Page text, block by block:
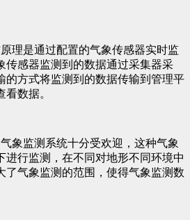
理是通过配置的气象传感器实时监
传感器监测到的数据通过采集器采
的方式将监测到的数据传输到管理平
数据。
象监测系统十分受欢迎，这种气象
进行监测，在不同对地形不同环境中
了气象监测的范围，使得气象监测数